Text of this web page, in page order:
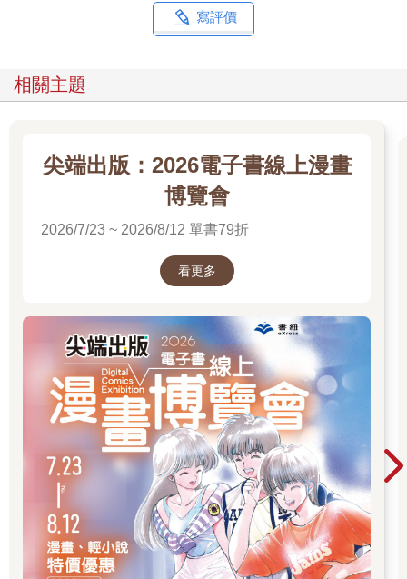
寫評價
相關主題
尖端出版：2026電子書線上漫畫
博覽會
2026/7/23 ~ 2026/8/12 單書79折
看更多